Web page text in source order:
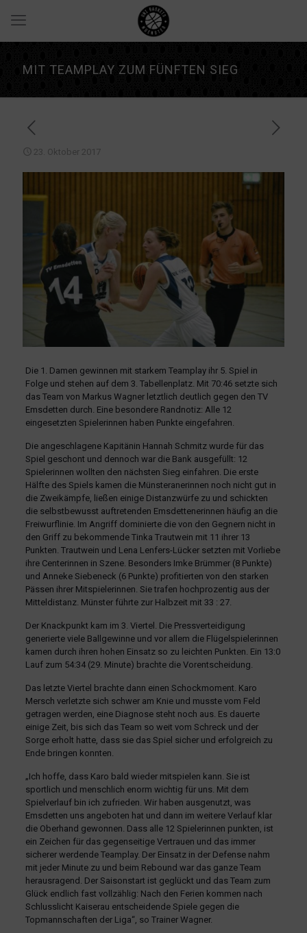
MIT TEAMPLAY ZUM FÜNFTEN SIEG
23. Oktober 2017
Die 1. Damen gewinnen mit starkem Teamplay ihr 5. Spiel in
Folge und stehen auf dem 3. Tabellenplatz. Mit 70:46 setzte sich
das Team von Markus Wagner letztlich deutlich gegen den TV
Emsdetten durch. Eine besondere Randnotiz: Alle 12
eingesetzten Spielerinnen haben Punkte eingefahren.
Die angeschlagene Kapitänin Hannah Schmitz wurde für das
Spiel geschont und dennoch war die Bank ausgefüllt: 12
Spielerinnen wollten den nächsten Sieg einfahren. Die erste
Hälfte des Spiels kamen die Münsteranerinnen noch nicht gut in
die Zweikämpfe, ließen einige Distanzwürfe zu und schickten
die selbstbewusst auftretenden Emsdettenerinnen häufig an die
Freiwurflinie. Im Angriff dominierte die von den Gegnern nicht in
den Griff zu bekommende Tinka Trautwein mit 11 ihrer 13
Punkten. Trautwein und Lena Lenfers-Lücker setzten mit Vorliebe
ihre Centerinnen in Szene. Besonders Imke Brümmer (8 Punkte)
und Anneke Siebeneck (6 Punkte) profitierten von den starken
Pässen ihrer Mitspielerinnen. Sie trafen hochprozentig aus der
Mitteldistanz. Münster führte zur Halbzeit mit 33 : 27.
Der Knackpunkt kam im 3. Viertel. Die Pressverteidigung
generierte viele Ballgewinne und vor allem die Flügelspielerinnen
kamen durch ihren hohen Einsatz so zu leichten Punkten. Ein 13:0
Lauf zum 54:34 (29. Minute) brachte die Vorentscheidung.
Das letzte Viertel brachte dann einen Schockmoment. Karo
Mersch verletzte sich schwer am Knie und musste vom Feld
getragen werden, eine Diagnose steht noch aus. Es dauerte
einige Zeit, bis sich das Team so weit vom Schreck und der
Sorge erholt hatte, dass sie das Spiel sicher und erfolgreich zu
Ende bringen konnten.
„Ich hoffe, dass Karo bald wieder mitspielen kann. Sie ist
sportlich und menschlich enorm wichtig für uns. Mit dem
Spielverlauf bin ich zufrieden. Wir haben ausgenutzt, was
Emsdetten uns angeboten hat und dann im weitere Verlauf klar
die Oberhand gewonnen. Dass alle 12 Spielerinnen punkten, ist
ein Zeichen für das gegenseitige Vertrauen und das immer
sicherer werdende Teamplay. Der Einsatz in der Defense nahm
mit jeder Minute zu und beim Rebound war das ganze Team
herausragend. Der Saisonstart ist geglückt und das Team zum
Glück endlich fast vollzählig: Nach den Ferien kommen nach
Schlusslicht Kaiserau entscheidende Spiele gegen die
Topmannschaften der Liga“, so Trainer Wagner.